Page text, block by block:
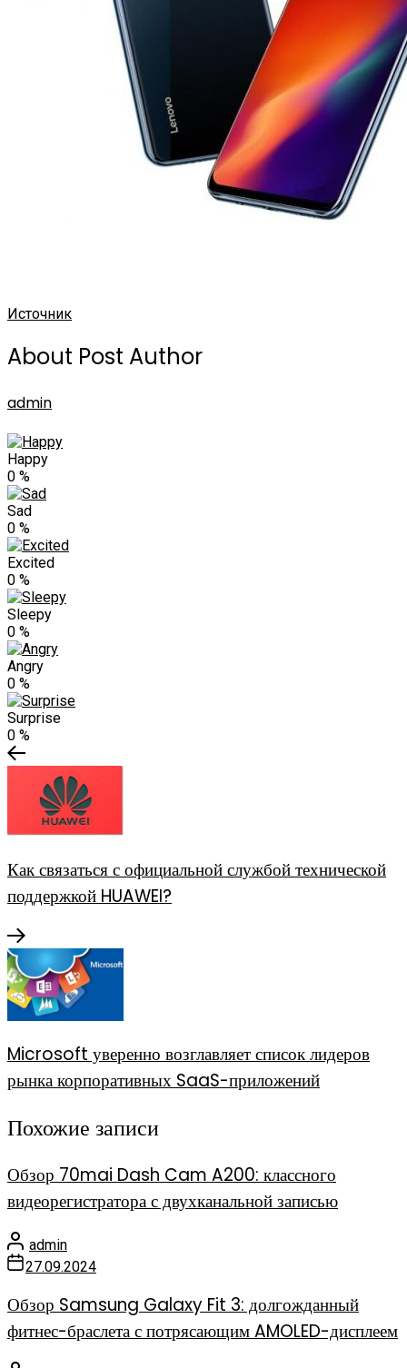
Источник
About Post Author
admin
Happy
0 %
Sad
0 %
Excited
0 %
Sleepy
0 %
Angry
0 %
Surprise
0 %
Как связаться с официальной службой технической
поддержкой HUAWEI?
Microsoft уверенно возглавляет список лидеров
рынка корпоративных SaaS-приложений
Похожие записи
Обзор 70mai Dash Cam A200: классного
видеорегистратора с двухканальной записью
admin
27.09.2024
Обзор Samsung Galaxy Fit 3: долгожданный
фитнес-браслета с потрясающим AMOLED-дисплеем